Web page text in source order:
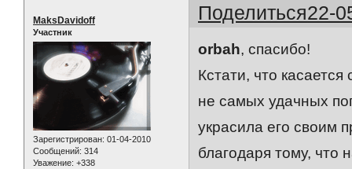
Поделиться22-
MaksDavidoff
Участник
Зарегистрирован: 01-04-2010
Сообщений: 314
Уважение: +338
orbah, спасибо!
Кстати, что
не самых удачных
украсила его своим
благодаря тому, что